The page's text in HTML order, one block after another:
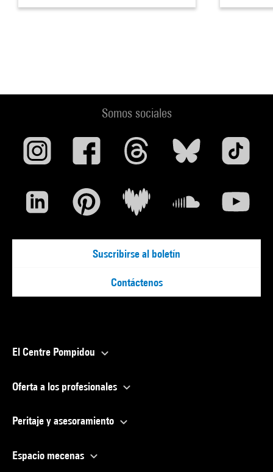
Somos sociales
Suscribirse al boletín
Contáctenos
El Centre Pompidou
Oferta a los profesionales
Peritaje y asesoramiento
Espacio mecenas